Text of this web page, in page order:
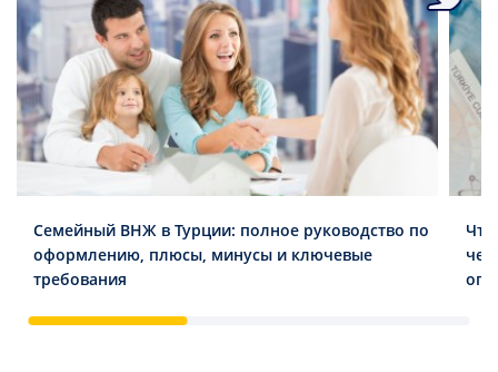
Семейный ВНЖ в Турции: полное руководство по
оформлению, плюсы, минусы и ключевые
требования
Что